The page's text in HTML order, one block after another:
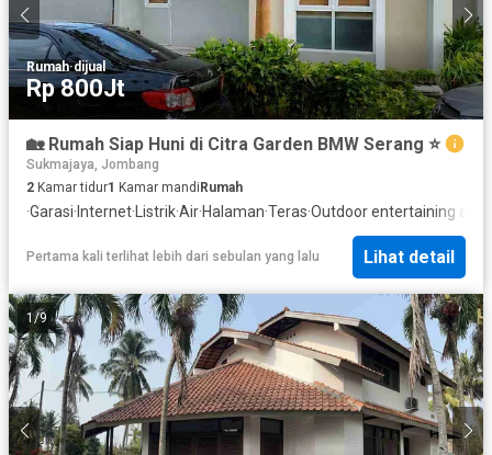
Rumah·dijual
Rp 800Jt
🏡 Rumah Siap Huni di Citra Garden BMW Serang ⭐
Sukmajaya, Jombang
2 Kamar tidur1 Kamar mandi Rumah
·Garasi· Internet·Listrik·Air·Halaman·Teras·Outdoor entertaining area
Pertama kali terlihat lebih dari sebulan yang lalu Lihat detail
1/9